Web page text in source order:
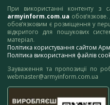
При використанні контенту з
armyinform.com.ua
обов’язковим є розміщення у
відкритого для пошукових
матеріал.
Політика користування сайтом
Політика використання файлів
Зауваження та пропозиції по
webmaster@armyinform.com.ua